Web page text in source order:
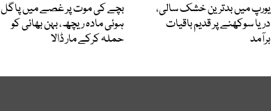
یورپ میں بدترین خشک سالی،
دریا سوکھنے پر قدیم باقیات
برآمد
بچے کی موت پر غصے میں پاگل
ہوئی مادہ ریچھ، بہن بھائی کو
حملہ کرکے مار ڈالا